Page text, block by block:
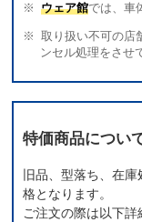
ウェア館では、車
取り扱い不可の店
ンセル処理をさせ
特価商品につい
旧品、型落ち、在
格となります。
ご注文の際は以下